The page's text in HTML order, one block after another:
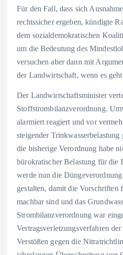
Für den Fall, dass sich
rechtssicher ergeben, kündigte
dem sozialdemokratischen
um die Bedeutung des
versuchen aber dann mit
der Landwirtschaft, wenn es
Der Landwirtschaftsminister
Stoffstrombilanzverordnung.
alarmiert reagiert und vor
steigender Trinkwasserbelastung
die bisherige Verordnung habe
bürokratischer Belastung für die
werde nun die
gestalten, damit die Vorschriften
machbar sind und das
Strombilanzverordnung war
Vertragsverletzungsverfahren
Verstößen gegen die